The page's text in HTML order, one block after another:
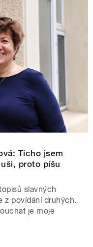
Ticho jsem
proto píšu
slavných
z povídání druhých.
je moje